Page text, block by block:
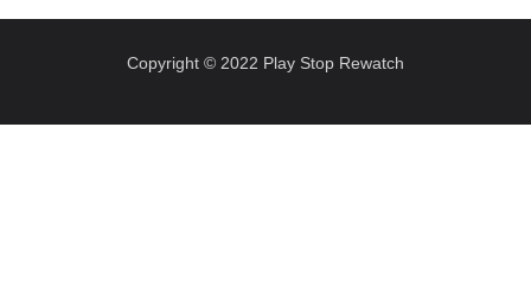
Copyright © 2022 Play Stop Rewatch